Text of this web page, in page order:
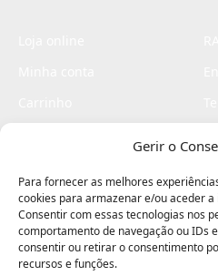
Gerir o
Para fornecer as melhores
cookies para armazenar e/ou aceder
Consentir com essas tecnologias nos
comportamento de navegação ou IDs
consentir ou retirar o consentimento
recursos e funções.